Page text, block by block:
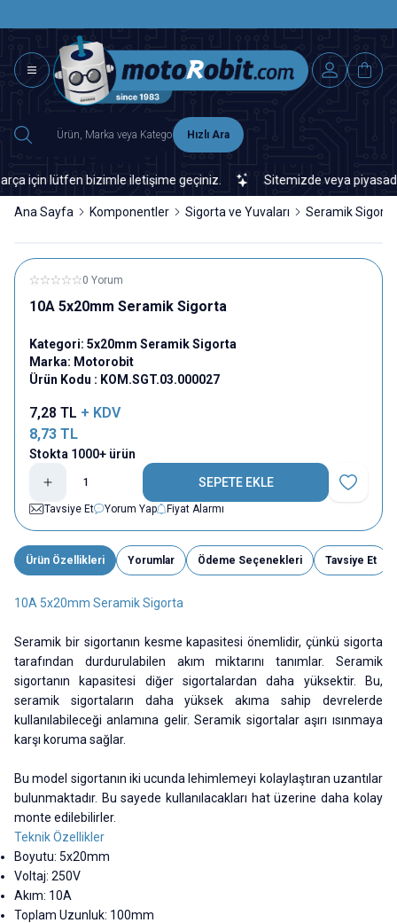
Hızlı Ara
için lütfen bizimle iletişime geçiniz. Sitemizde veya piyasada
Ana Sayfa Komponentler Sigorta ve Yuvaları Seramik Sigorta
0 Yorum
10A 5x20mm Seramik Sigorta
Kategori: 5x20mm Seramik Sigorta
Marka: Motorobit
Ürün Kodu : KOM.SGT.03.000027
7,28 TL + KDV
8,73 TL
Stokta 1000+ ürün
SEPETE EKLE
Favoriye
Tavsiye Et
Yorum Yap Fiyat Alarmı
Ürün Özellikleri Yorumlar Ödeme Seçenekleri Tavsiye Et
10A 5x20mm Seramik Sigorta
Seramik bir sigortanın kesme kapasitesi önemlidir, çünkü sigorta
tarafından durdurulabilen akım miktarını tanımlar. Seramik
sigortanın kapasitesi diğer sigortalardan daha yüksektir. Bu,
seramik sigortaların daha yüksek akıma sahip devrelerde
kullanılabileceği anlamına gelir. Seramik sigortalar aşırı ısınmaya
karşı koruma sağlar.
Bu model sigortanın iki ucunda lehimlemeyi kolaylaştıran uzantılar
bulunmaktadır. Bu sayede kullanılacakları hat üzerine daha kolay
monte edilebilirler.
Teknik Özellikler
Boyutu: 5x20mm
Voltaj: 250V
Akım: 10A
Toplam Uzunluk: 100mm